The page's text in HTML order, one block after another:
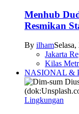
Menhub
Resmikan
By ilham
Jakarta
Kilas
NASIONAL &
Lingkungan